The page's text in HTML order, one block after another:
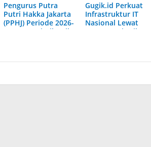
Pengurus Putra
Putri Hakka Jakarta
(PPHJ) Periode 2026-
2030 Resmi Dilantik,
Gugik.id Perkuat
Infrastruktur IT
Nasional Lewat
Layanan Distributor